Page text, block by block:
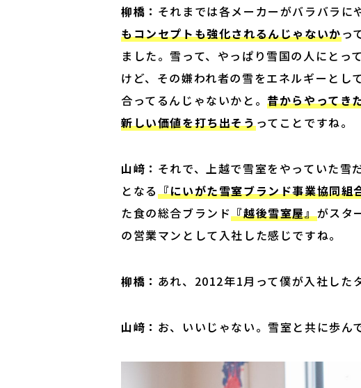
柳橋： それまでは各メーカーがバラバラに
もコンセプトも強化されるんじゃないかっ
ました。雪って、やっぱり雪国の人にとっ
けど、その嫌われ者の雪をエネルギーとし
合ってるんじゃないかと。昔からやってき
新しい価値を打ち出そうってことですね。
山﨑： それで、上越で雪室をやっていた雪
となる『にいがた雪室ブランド事業協同組
た⾷の総合ブランド『越後雪室屋』がスタ
の営業マンとして入社した感じですね。
柳橋： あれ、2012年1月って僕が入社した
山﨑： お、いいじゃない。雪室と共に歩ん